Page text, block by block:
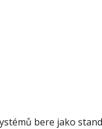
bere jako